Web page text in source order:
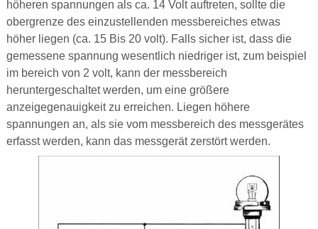
höheren spannungen als ca. 14 Volt auftreten, sollte die
obergrenze des einzustellenden messbereiches etwas
höher liegen (ca. 15 Bis 20 volt). Falls sicher ist, dass die
gemessene spannung wesentlich niedriger ist, zum beispiel
im bereich von 2 volt, kann der messbereich
heruntergeschaltet werden, um eine größere
anzeigegenauigkeit zu erreichen. Liegen höhere
spannungen an, als sie vom messbereich des messgerätes
erfasst werden, kann das messgerät zerstört werden.